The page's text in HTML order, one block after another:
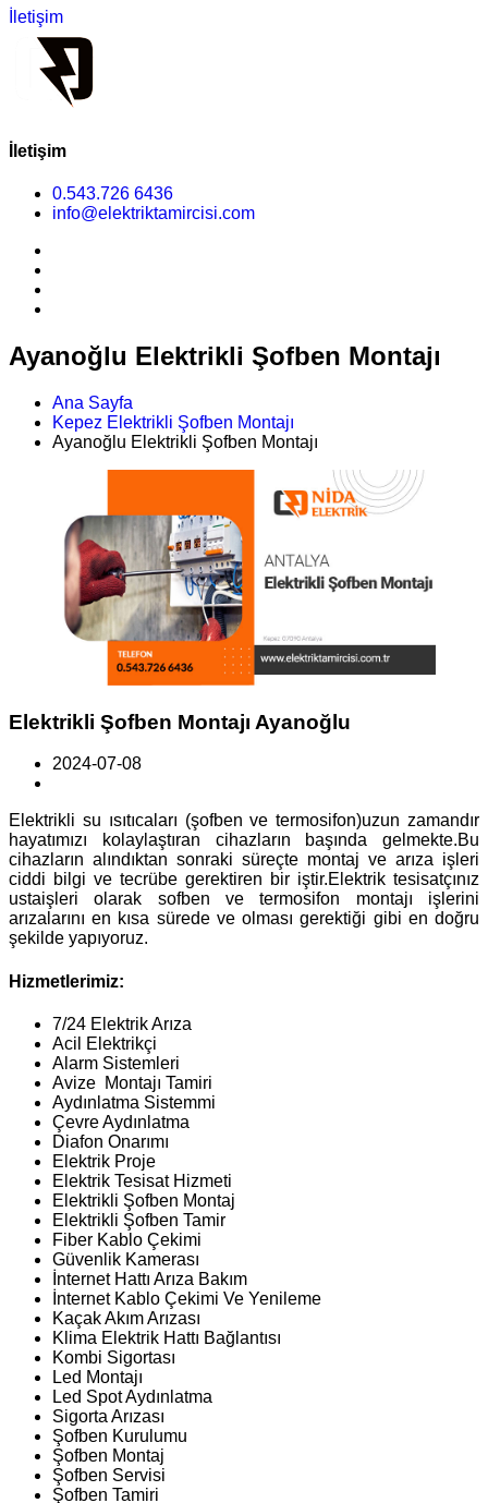
İletişim
İletişim
0.543.726 6436
info@elektriktamircisi.com
Ayanoğlu Elektrikli Şofben Montajı
Ana Sayfa
Kepez Elektrikli Şofben Montajı
Ayanoğlu Elektrikli Şofben Montajı
Elektrikli Şofben Montajı Ayanoğlu
2024-07-08
Elektrikli su ısıtıcaları (şofben ve termosifon)uzun zamandır
hayatımızı kolaylaştıran cihazların başında gelmekte.Bu
cihazların alındıktan sonraki süreçte montaj ve arıza işleri
ciddi bilgi ve tecrübe gerektiren bir iştir.Elektrik tesisatçınız
ustaişleri olarak sofben ve termosifon montajı işlerini
arızalarını en kısa sürede ve olması gerektiği gibi en doğru
şekilde yapıyoruz.
Hizmetlerimiz:
7/24 Elektrik Arıza
Acil Elektrikçi
Alarm Sistemleri
Avize Montajı Tamiri
Aydınlatma Sistemmi
Çevre Aydınlatma
Diafon Onarımı
Elektrik Proje
Elektrik Tesisat Hizmeti
Elektrikli Şofben Montaj
Elektrikli Şofben Tamir
Fiber Kablo Çekimi
Güvenlik Kamerası
İnternet Hattı Arıza Bakım
İnternet Kablo Çekimi Ve Yenileme
Kaçak Akım Arızası
Klima Elektrik Hattı Bağlantısı
Kombi Sigortası
Led Montajı
Led Spot Aydınlatma
Sigorta Arızası
Şofben Kurulumu
Şofben Montaj
Şofben Servisi
Şofben Tamiri